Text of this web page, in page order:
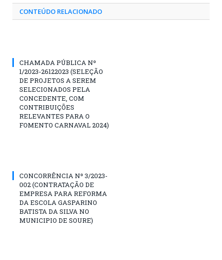
CONTEÚDO RELACIONADO
CHAMADA PÚBLICA Nº
1/2023-26122023 (SELEÇÃO
DE PROJETOS A SEREM
SELECIONADOS PELA
CONCEDENTE, COM
CONTRIBUIÇÕES
RELEVANTES PARA O
FOMENTO CARNAVAL 2024)
CONCORRÊNCIA Nº 3/2023-
002 (CONTRATAÇÃO DE
EMPRESA PARA REFORMA
DA ESCOLA GASPARINO
BATISTA DA SILVA NO
MUNICIPIO DE SOURE)